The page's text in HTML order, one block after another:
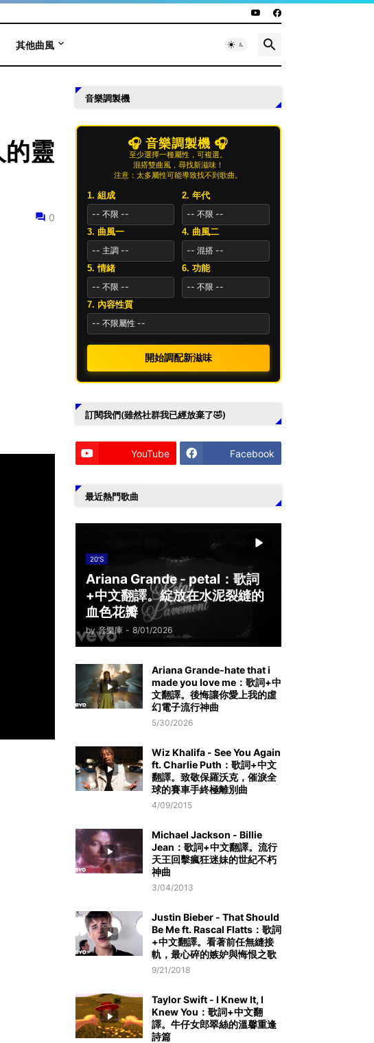
其他曲風
靈
0
音樂調製機
🎧 音樂調製機 🎧
至少選擇一種屬性，可複選。
混搭雙曲風，尋找新滋味！
注意：太多屬性可能導致找不到歌曲。
1. 組成 2. 年代
3. 曲風一 4. 曲風二
5. 情緒 6. 功能
7. 內容性質
開始調配新滋味
訂閱我們(雖然社群我已經放棄了🤣)
YouTube Facebook
最近熱門歌曲
20'S
Ariana Grande - petal：歌詞
+中文翻譯。綻放在水泥裂縫的
血色花瓣
by 音樂庫 - 8/01/2026
Ariana Grande-hate that i
made you love me：歌詞+中
文翻譯。後悔讓你愛上我的虛
幻電子流行神曲
5/30/2026
Wiz Khalifa - See You Again
ft. Charlie Puth：歌詞+中文
翻譯。致敬保羅沃克，催淚全
球的賽車手終極離別曲
4/09/2015
Michael Jackson - Billie
Jean：歌詞+中文翻譯。流行
天王回擊瘋狂迷妹的世紀不朽
神曲
3/04/2013
Justin Bieber - That Should
Be Me ft. Rascal Flatts：歌詞
+中文翻譯。看著前任無縫接
軌，最心碎的嫉妒與悔恨之歌
9/21/2018
Taylor Swift - I Knew It, I
Knew You：歌詞+中文翻
譯。牛仔女郎翠絲的溫馨重逢
詩篇